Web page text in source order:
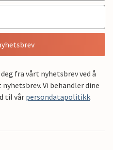
fra vårt nyhetsbrev ved å
Vi behandler dine
til vår persondatapolitikk.